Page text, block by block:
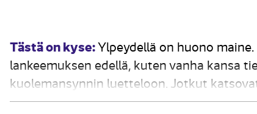
Tästä on kyse:Ylpeydellä on huono
lankeemuksen edellä, kuten vanha kansa
kuolemansynnin luetteloon. Jotkut
helmasynti, josta kaikki muut synnit